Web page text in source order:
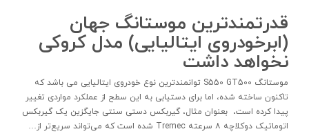
قدرتمندترین موستانگ جهان
(ابرخودروی ایتالیایی) مدل کروکی
نخواهد داشت
موستانگ S550 GT500 توانمندترین نوع خودروی ایتالیایی می باشد که
تاکنون ساخته شده، اما برای دستیابی به این سطح از عملکرد مواردی تغییر
پیدا کرده است، بعنوان مثال، گیربکس دستی سنتی جایگزین یک گیربکس
اتوماتیک دوکلاچه ۸ سرعته Tremec شده است که می‌تواند سریع‌تر از…